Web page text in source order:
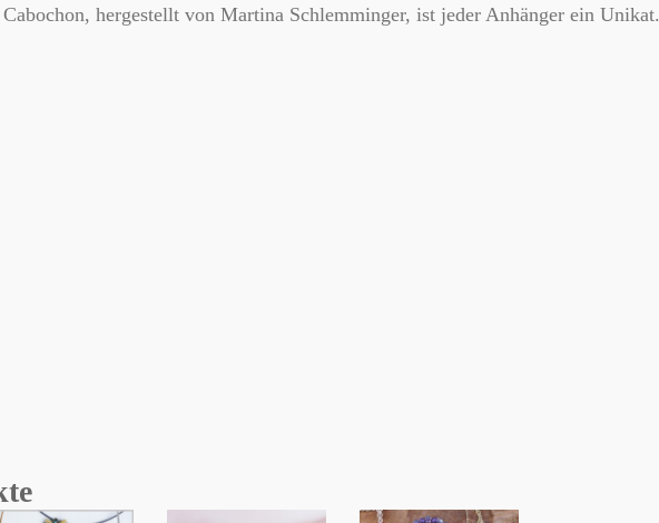
hergestellt von Martina Schlemminger, ist jeder Anhänger ein Unikat.